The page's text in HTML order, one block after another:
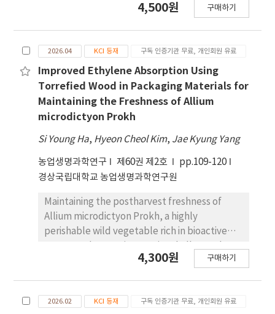
계가 있다. 본 연구는 2024~2025년 서울 소재 37개
균물 포장 재 내 잔류 가스를 분석하였다. 분석 결과,
TWA 기하평균은 0.2803 ppm으로 기준치 이내 였으
나, Ceiling 기하평균은 3.0679 ppm, 지역 시료 최대
치는 14.096 ppm으로 나타나 미 국 NIOSH 권고 기
준(5 ppm)을 크게 상회하는 단시간 노출 위험이 확
대 235.5 ppm에 달해 국내 TWA 기준의 235배를 초
과하 는 심각한 수치를 보였다. 이러한 결과를 토대로
본 연구는 세 가지 측면에서 기대효과를 제시한다. 첫
에 STEL 또는 Ceiling을 추가하는 법·제도적 개선
의 근거 자료로 활용될 수 있다. 둘째, 피멸균물 잔류
가스의 위험성을 제시함으로써, 멸균 종료 후 즉시 반
는 표준작업절차(SOP) 수립에 기여할 수 있다. 셋째,
하는 데 실질 적인 정책 방향을 제시하여, 지속 가능한
4,500원 구매하기
2026.04 KCI 등재 구독 인증기관 무료, 개인회원 유료
Improved Ethylene Absorption Using
Torrefied Wood in Packaging Materials for
Maintaining the Freshness of Allium
microdictyon Prokh
Si Young Ha, Hyeon Cheol Kim, Jae Kyung Yang
농업생명과학연구 제60권 제2호
pp.109-120
경상국립대학교 농업생명과학연구원
Maintaining the postharvest freshness of
Allium microdictyon Prokh, a highly
perishable wild vegetable rich in bioactive
to its susceptibility to ethylene-induced
system using torrefied wood–based
4,300원 구매하기
2026.02 KCI 등재 구독 인증기관 무료, 개인회원 유료